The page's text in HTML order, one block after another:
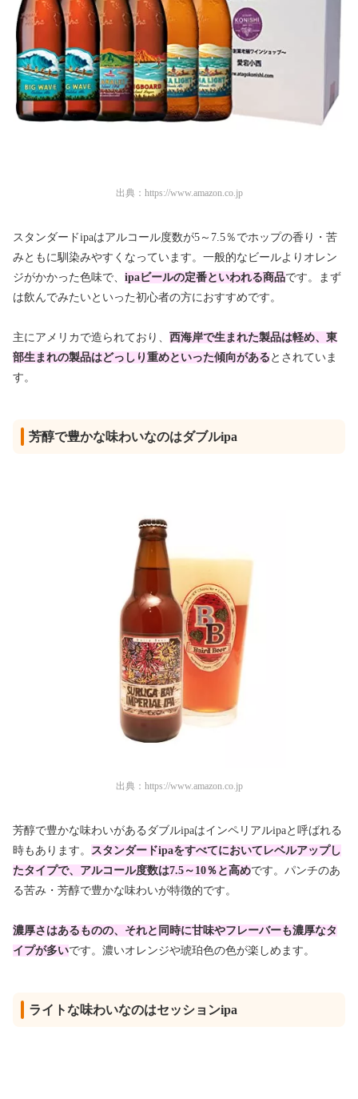
出典： https://www.amazon.co.jp
スタンダードipaはアルコール度数が5～7.5％でホップの香り・苦
みともに馴染みやすくなっています。一般的なビールよりオレン
ジがかかった色味で、 ipaビールの定番といわれる商品です。まず
は飲んでみたいといった初心者の方におすすめです。
主にアメリカで造られており、 西海岸で生まれた製品は軽め、東
部生まれの製品はどっしり重めといった傾向がある とされていま
す。
芳醇で豊かな味わいなのはダブルipa
出典： https://www.amazon.co.jp
芳醇で豊かな味わいがあるダブルipaはインペリアルipaと呼ばれる
時もあります。
スタンダードipaをすべてにおいてレベルアップし
たタイプで、アルコール度数は7.5～10％と高めです。パンチのあ
る苦み・芳醇で豊かな味わいが特徴的です。
濃厚さはあるものの、それと同時に甘味やフレーバーも濃厚なタ
イプが多いです。濃いオレンジや琥珀色の色が楽しめます。
ライトな味わいなのはセッションipa